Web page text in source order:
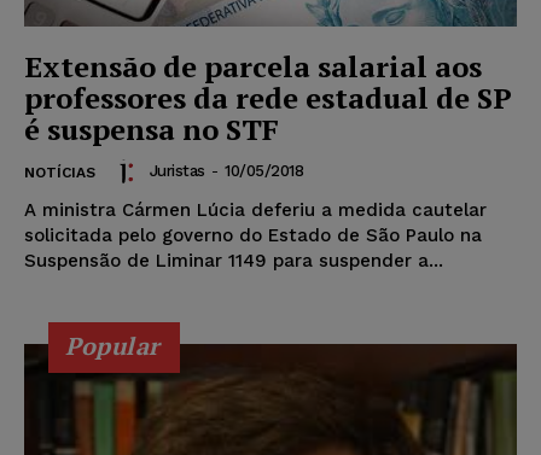
Extensão de parcela salarial aos
professores da rede estadual de SP
é suspensa no STF
NOTÍCIAS Juristas - 10/05/2018
A ministra Cármen Lúcia deferiu a medida cautelar
solicitada pelo governo do Estado de São Paulo na
Suspensão de Liminar 1149 para suspender a...
Popular